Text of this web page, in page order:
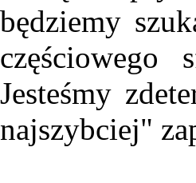
będziemy
częściowego
Jesteśmy
najszybciej"